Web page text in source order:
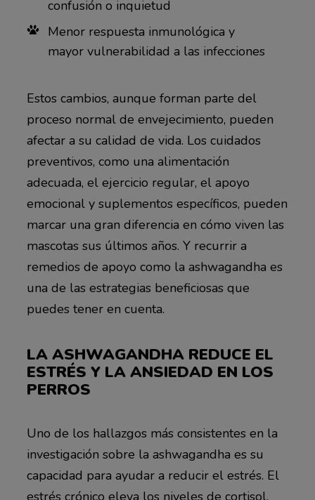
confusión o inquietud
Menor respuesta inmunológica y
mayor vulnerabilidad a las infecciones
Estos cambios, aunque forman parte del
proceso normal de envejecimiento, pueden
afectar a su calidad de vida. Los cuidados
preventivos, como una alimentación
adecuada, el ejercicio regular, el apoyo
emocional y suplementos específicos, pueden
marcar una gran diferencia en cómo viven las
mascotas sus últimos años. Y recurrir a
remedios de apoyo como la ashwagandha es
una de las estrategias beneficiosas que
puedes tener en cuenta.
LA ASHWAGANDHA REDUCE EL
ESTRÉS Y LA ANSIEDAD EN LOS
PERROS
Uno de los hallazgos más consistentes en la
investigación sobre la ashwagandha es su
capacidad para ayudar a reducir el estrés. El